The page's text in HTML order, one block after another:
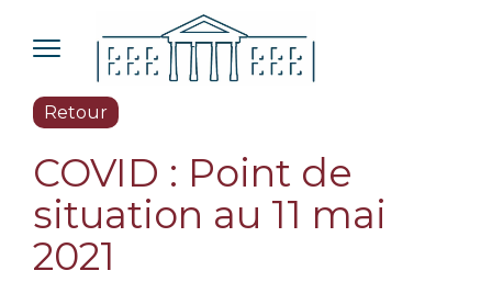
Retour
COVID : Point de
situation au 11 mai
2021